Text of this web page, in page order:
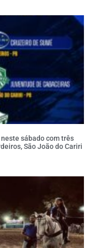
sábado com três
São João do Cariri